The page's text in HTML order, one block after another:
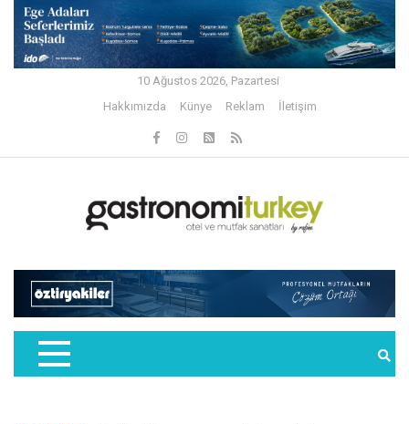
10 Ağustos 2026, Pazartesi
Hakkımızda
Künye Reklam İletişim